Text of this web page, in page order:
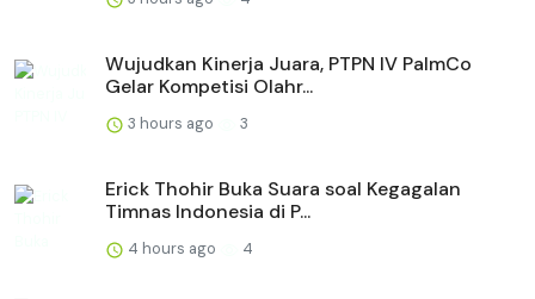
Wujudkan Kinerja Juara, PTPN IV PalmCo
Gelar Kompetisi Olahr...
3 hours ago 3
Erick Thohir Buka Suara soal Kegagalan
Timnas Indonesia di P...
4 hours ago 4